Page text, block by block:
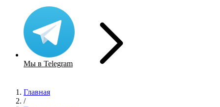
Мы в Telegram
Главная
/